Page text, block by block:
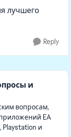
лучшего
Reply
и
вопросам,
EA
Playstation и